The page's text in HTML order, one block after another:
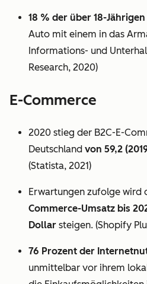
18 % der über 18-
Auto mit einem in das
Informations- und
Research, 2020)
E-Commerce
2020 stieg der B2C-E-
Deutschland von 59,2
(Statista, 2021)
Erwartungen zufolge wird
Commerce-Umsatz bis
Dollar steigen. (Shopify
76 Prozent der
unmittelbar vor ihrem